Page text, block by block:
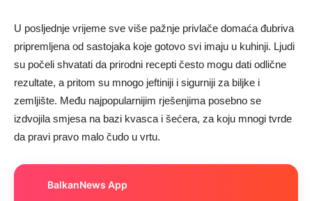
U posljednje vrijeme sve više pažnje privlače domaća đubriva
pripremljena od sastojaka koje gotovo svi imaju u kuhinji. Ljudi
su počeli shvatati da prirodni recepti često mogu dati odlične
rezultate, a pritom su mnogo jeftiniji i sigurniji za biljke i
zemljište. Među najpopularnijim rješenjima posebno se
izdvojila smjesa na bazi kvasca i šećera, za koju mnogi tvrde
da pravi pravo malo čudo u vrtu.
BalkanNews App